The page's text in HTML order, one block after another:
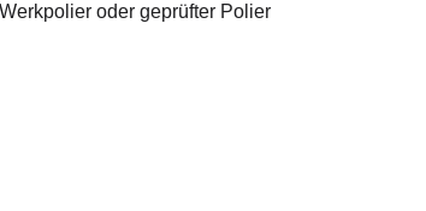
oder geprüfter Polier